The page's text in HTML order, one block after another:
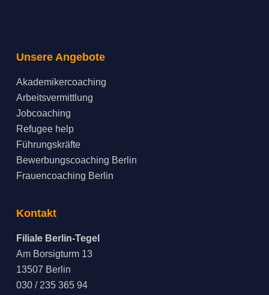
Unsere Angebote
Akademikercoaching
Arbeitsvermittlung
Jobcoaching
Refugee help
Führungskräfte
Bewerbungscoaching Berlin
Frauencoaching Berlin
Kontakt
Filiale Berlin-Tegel
Am Borsigturm 13
13507 Berlin
030 / 235 365 94